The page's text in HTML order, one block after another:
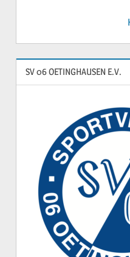
VORSTAND
SV 06 OETINGHAUSEN E.V.